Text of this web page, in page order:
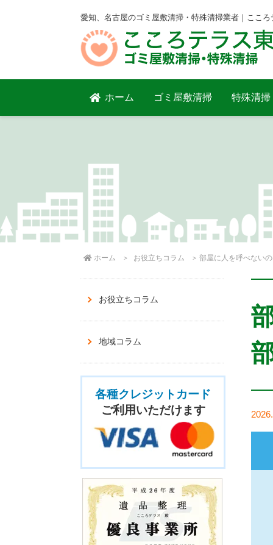
愛知、名古屋のゴミ屋敷清掃・特殊清掃業者｜こころ
ホーム ゴミ屋敷清掃 特殊清掃
ホーム お役立ちコラム 部屋に人を呼べない
お役立ちコラム
地域コラム
各種クレジットカード
ご利用いただけます